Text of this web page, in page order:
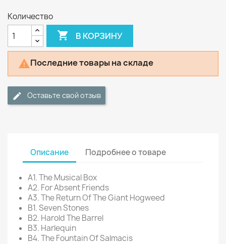
Количество
 В КОРЗИНУ
Последние товары на складе
Оставьте свой отзыв
Описание Подробнее о товаре
A1. The Musical Box
A2. For Absent Friends
A3. The Return Of The Giant Hogweed
B1. Seven Stones
B2. Harold The Barrel
B3. Harlequin
B4. The Fountain Of Salmacis